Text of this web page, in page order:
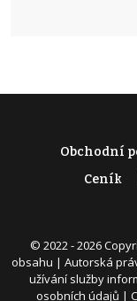
Obchodní
Ceník
© 2022 - 2026
obsahu | Autorská
užívání služby
osobních údajů |